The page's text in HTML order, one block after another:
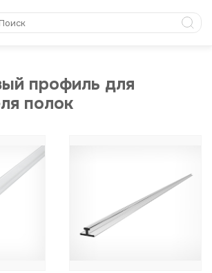
профиль для
полок